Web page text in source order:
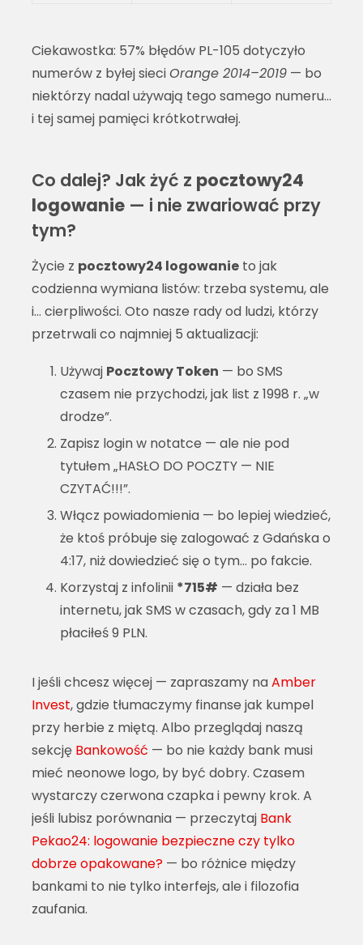
Ciekawostka: 57% błędów PL-105 dotyczyło
numerów z byłej sieciOrange 2014–2019— bo
niektórzy nadal używają tego samego numeru…
i tej samej pamięci krótkotrwałej.
Co dalej? Jak żyć z pocztowy24
logowanie— i nie zwariować przy
tym?
Życie z pocztowy24 logowanieto jak
codzienna wymiana listów: trzeba systemu, ale
i… cierpliwości. Oto nasze rady od ludzi, którzy
przetrwali co najmniej 5 aktualizacji:
Używaj Pocztowy Token — bo SMS
czasem nie przychodzi, jak list z 1998 r. „w
drodze”.
Zapisz login w notatce — ale nie pod
tytułem „HASŁO DO POCZTY — NIE
CZYTAĆ!!!”.
Włącz powiadomienia — bo lepiej wiedzieć,
że ktoś próbuje się zalogować z Gdańska o
4:17, niż dowiedzieć się o tym… po fakcie.
Korzystaj z infolinii *715# — działa bez
internetu, jak SMS w czasach, gdy za 1 MB
płaciłeś 9 PLN.
I jeśli chcesz więcej — zapraszamy naAmber
Invest, gdzie tłumaczymy finanse jak kumpel
przy herbie z miętą. Albo przeglądaj naszą
sekcję Bankowość — bo nie każdy bank musi
mieć neonowe logo, by być dobry. Czasem
wystarczy czerwona czapka i pewny krok. A
jeśli lubisz porównania — przeczytaj Bank
Pekao24: logowanie bezpieczne czy tylko
dobrze opakowane?— bo różnice między
bankami to nie tylko interfejs, ale i filozofia
zaufania.